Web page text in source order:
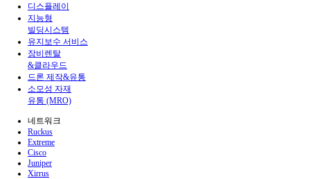
디스플레이
지능형
빌딩시스템
유지보수 서비스
장비렌탈
&클라우드
드론 제작&유통
소모성 자재
유통 (MRO)
네트워크
Ruckus
Extreme
Cisco
Juniper
Xirrus